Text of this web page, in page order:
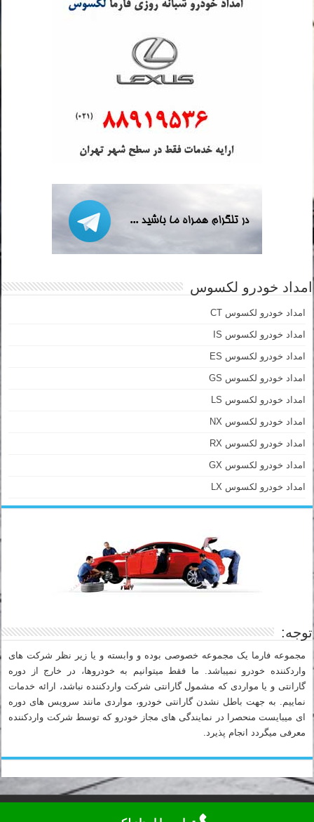
امداد خودرو لکسوس
امداد خودرو لکسوس CT
امداد خودرو لکسوس IS
امداد خودرو لکسوس ES
امداد خودرو لکسوس GS
امداد خودرو لکسوس LS
امداد خودرو لکسوس NX
امداد خودرو لکسوس RX
امداد خودرو لکسوس GX
امداد خودرو لکسوس LX
توجه:
مجموعه فارما یک مجموعه خصوصی بوده و وابسته و یا زیر نظر شرکت های
واردکننده خودرو نمیباشد. ما فقط میتوانیم به خودروها، در خارج از دوره
گارانتی و یا مواردی که مشمول گارانتی شرکت واردکننده نباشد، ارائه خدمات
نماییم. به جهت باطل نشدن گارانتی خودرو، مواردی مانند سرویس های دوره
ای میبایست منحصرا در نمایندگی های مجاز خودرو که توسط شرکت واردکننده
معرفی میگردد انجام پذیرد.
تلفن شبانه روزی امداد خودرو فارما لکسوس: 88919536-021